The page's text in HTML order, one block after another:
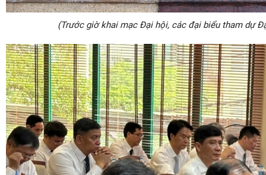
(Trước giờ khai mạc Đại hội, các đại biểu tham dự